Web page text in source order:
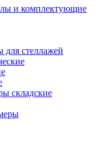
и комплектующие
для стеллажей
складские